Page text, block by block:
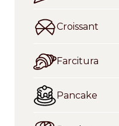
Croissant
Farcitura
Pancake